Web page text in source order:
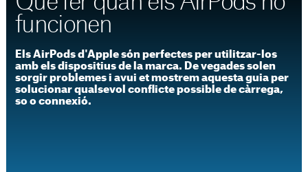
funcionen
Els AirPods d'Apple són perfectes per utilitzar-los
amb els dispositius de la marca. De vegades solen
sorgir problemes i avui et mostrem aquesta guia per
solucionar qualsevol conflicte possible de càrrega,
so o connexió.